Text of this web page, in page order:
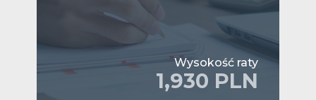
Wysokość raty
1,930 PLN